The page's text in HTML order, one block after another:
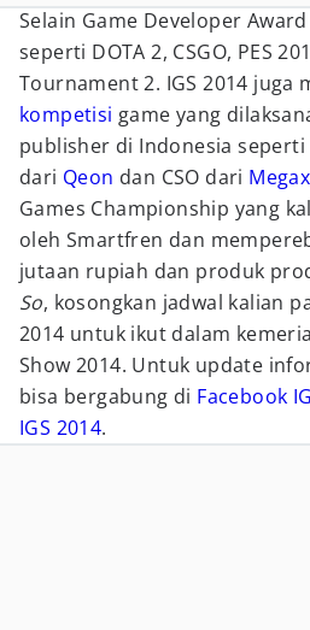
Selain Game Developer
seperti DOTA 2, CSGO, PES
Tournament 2. IGS 2014 juga
kompetisi game yang
publisher di Indonesia seperti
dari Qeon dan CSO dari
Games Championship yang
oleh Smartfren dan
jutaan rupiah dan produk
So, kosongkan jadwal kalian
2014 untuk ikut dalam
Show 2014. Untuk update
bisa bergabung di Facebook
IGS 2014.